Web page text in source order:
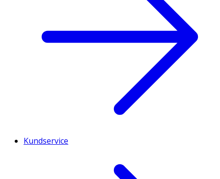
Kundservice